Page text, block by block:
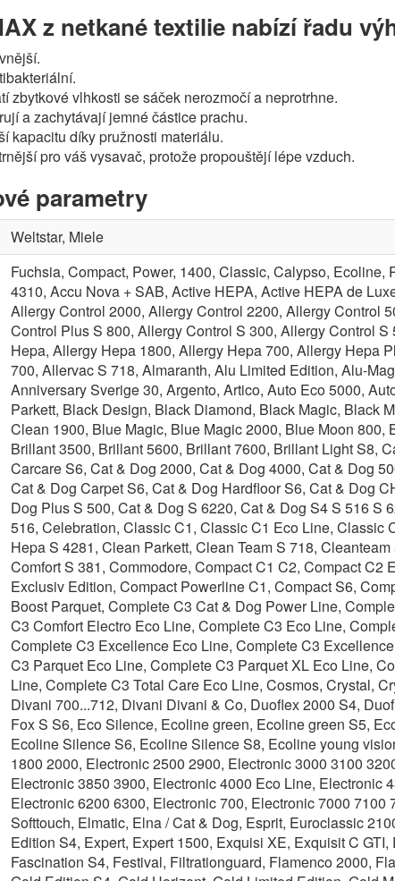
z netkané textilie nabízí řadu
zbytkové vlhkosti se sáček nerozmočí a neprotrhne.
a zachytávají jemné částice prachu.
kapacitu díky pružnosti materiálu.
pro váš vysavač, protože propouštějí lépe vzduch.
parametry
Weltstar, Miele
Fuchsia, Compact, Power, 1400, Classic, Calypso,
4310, Accu Nova + SAB, Active HEPA, Active HEPA de
Allergy Control 2000, Allergy Control 2200, Allergy Control
Control Plus S 800, Allergy Control S 300, Allergy Control
Hepa, Allergy Hepa 1800, Allergy Hepa 700, Allergy Hepa
700, Allervac S 718, Almaranth, Alu Limited Edition, Alu-
Anniversary Sverige 30, Argento, Artico, Auto Eco 5000,
Parkett, Black Design, Black Diamond, Black Magic, Black
Clean 1900, Blue Magic, Blue Magic 2000, Blue Moon 800,
Brillant 3500, Brillant 5600, Brillant 7600, Brillant Light S8,
Carcare S6, Cat & Dog 2000, Cat & Dog 4000, Cat & Dog
Cat & Dog Carpet S6, Cat & Dog Hardfloor S6, Cat & Dog
Dog Plus S 500, Cat & Dog S 6220, Cat & Dog S4 S 516 S
516, Celebration, Classic C1, Classic C1 Eco Line,
Hepa S 4281, Clean Parkett, Clean Team S 718,
Comfort S 381, Commodore, Compact C1 C2, Compact
Exclusiv Edition, Compact Powerline C1, Compact S6,
Boost Parquet, Complete C3 Cat & Dog Power Line,
C3 Comfort Electro Eco Line, Complete C3 Eco Line,
Complete C3 Excellence Eco Line, Complete C3
C3 Parquet Eco Line, Complete C3 Parquet XL Eco Line,
Line, Complete C3 Total Care Eco Line, Cosmos, Crystal,
Divani 700...712, Divani Divani & Co, Duoflex 2000 S4,
Fox S S6, Eco Silence, Ecoline green, Ecoline green S5,
Ecoline Silence S6, Ecoline Silence S8, Ecoline young
1800 2000, Electronic 2500 2900, Electronic 3000 3100
Electronic 3850 3900, Electronic 4000 Eco Line, Electronic
Electronic 6200 6300, Electronic 700, Electronic 7000
Softtouch, Elmatic, Elna / Cat & Dog, Esprit, Euroclassic
Edition S4, Expert, Expert 1500, Exquisi XE, Exquisit C
Fascination S4, Festival, Filtrationguard, Flamenco 2000,